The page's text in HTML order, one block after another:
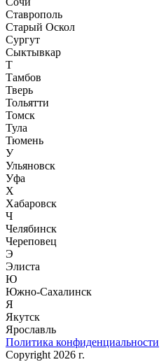
Ставрополь
Старый Оскол
Сургут
Сыктывкар
Т
Тамбов
Тверь
Тольятти
Томск
Тула
Тюмень
У
Ульяновск
Уфа
Х
Хабаровск
Ч
Челябинск
Череповец
Э
Элиста
Ю
Южно-Сахалинск
Я
Якутск
Ярославль
Политика конфиденциальности
Copyright 2026 г.